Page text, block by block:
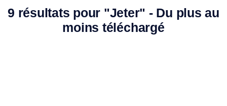
9 résultats pour "Jeter" - Du plus au
moins téléchargé